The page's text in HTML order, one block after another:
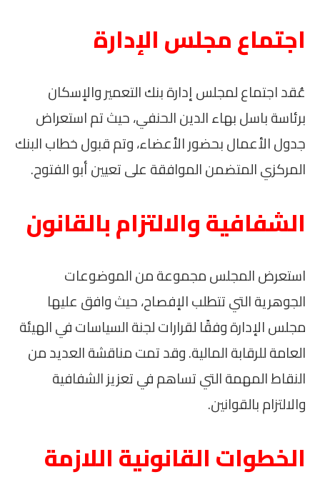
اجتماع مجلس الإدارة
عُقد اجتماع لمجلس إدارة بنك التعمير والإسكان
برئاسة باسل بهاء الدين الحنفي، حيث تم استعراض
جدول الأعمال بحضور الأعضاء، وتم قبول خطاب البنك
المركزي المتضمن الموافقة على تعيين أبو الفتوح.
الشفافية والالتزام بالقانون
استعرض المجلس مجموعة من الموضوعات
الجوهرية التي تتطلب الإفصاح، حيث وافق عليها
مجلس الإدارة وفقًا لقرارات لجنة السياسات في الهيئة
العامة للرقابة المالية. وقد تمت مناقشة العديد من
النقاط المهمة التي تساهم في تعزيز الشفافية
والالتزام بالقوانين.
الخطوات القانونية اللازمة